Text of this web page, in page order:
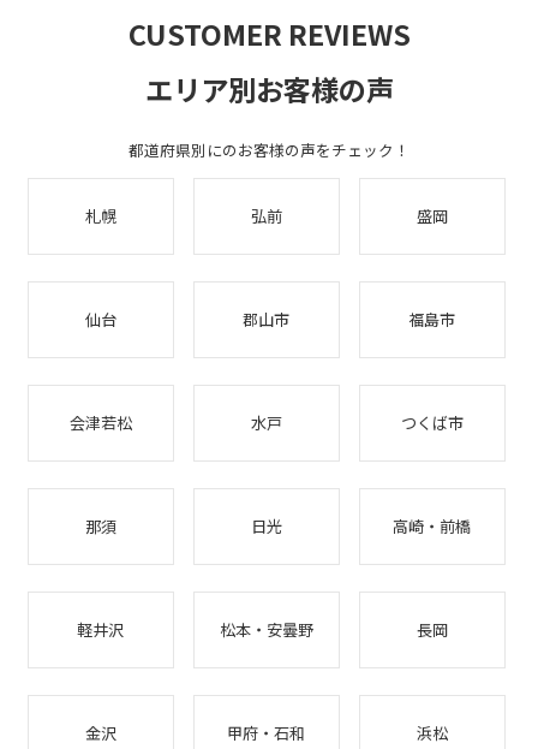
CUSTOMER REVIEWS
エリア別お客様の声
都道府県別にのお客様の声をチェック！
札幌 弘前 盛岡
仙台 郡山市 福島市
会津若松 水戸 つくば市
那須 日光 高崎・前橋
軽井沢 松本・安曇野 長岡
金沢 甲府・石和 浜松